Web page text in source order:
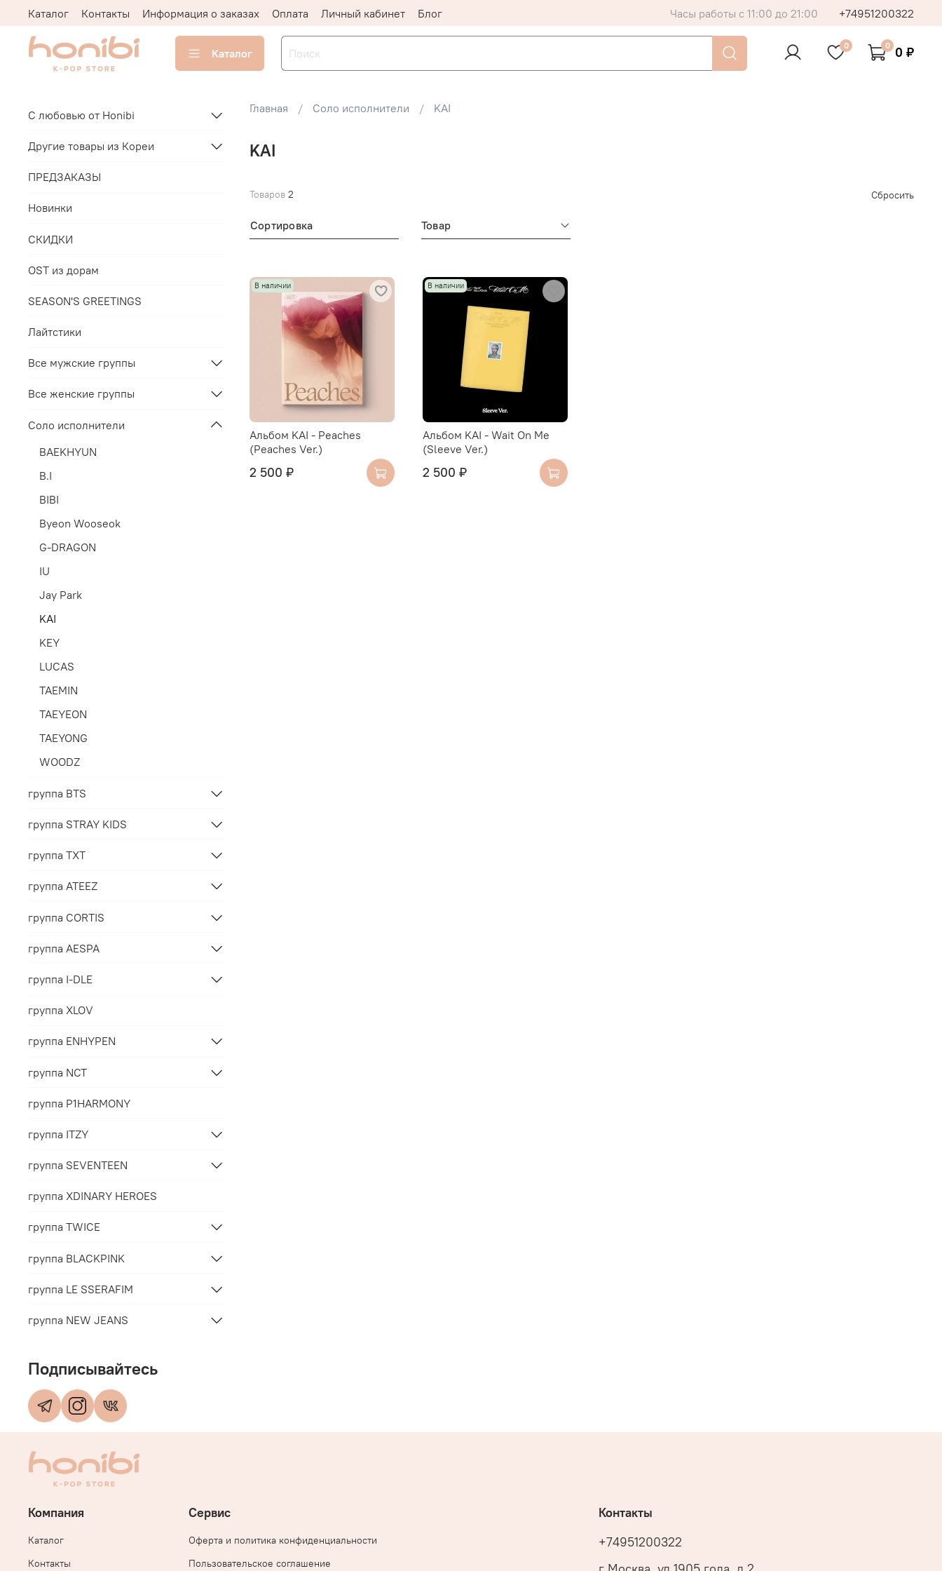
Каталог Контакты Информация о заказах Оплата Личный кабинет Блог Часы работы с 11:00 до 21:00 +74951200322
Каталог
0 0 0 ₽
Главная Соло исполнители KAI
KAI
Товаров 2 Сбросить
Сортировка Товар
В наличии
Альбом KAI - Peaches
(Peaches Ver.)
2 500 ₽
В наличии
Альбом KAI - Wait On Me
(Sleeve Ver.)
2 500 ₽
С любовью от Honibi
Другие товары из Кореи
ПРЕДЗАКАЗЫ
Новинки
СКИДКИ
OST из дорам
SEASON'S GREETINGS
Лайтстики
Все мужские группы
Все женские группы
Соло исполнители
BAEKHYUN
B.I
BIBI
Byeon Wooseok
G-DRAGON
IU
Jay Park
KAI
KEY
LUCAS
TAEMIN
TAEYEON
TAEYONG
WOODZ
группа BTS
группа STRAY KIDS
группа TXT
группа ATEEZ
группа CORTIS
группа AESPA
группа I-DLE
группа XLOV
группа ENHYPEN
группа NCT
группа P1HARMONY
группа ITZY
группа SEVENTEEN
группа XDINARY HEROES
группа TWICE
группа BLACKPINK
группа LE SSERAFIM
группа NEW JEANS
Подписывайтесь
Компания
Каталог
Контакты
Сервис
Оферта и политика конфиденциальности
Пользовательское соглашение
Контакты
+74951200322